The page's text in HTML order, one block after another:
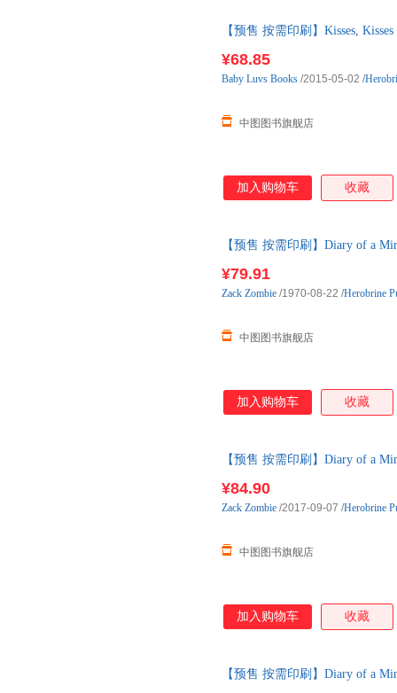
【预售 按需印刷】Kisses,
¥68.85
中图图书旗舰店
Baby Luvs Books /2015-05-02 /
加入购物车 收藏
【预售 按需印刷】Diary of a
¥79.91
中图图书旗舰店
Zack Zombie /1970-08-22 /Herobrine
加入购物车 收藏
【预售 按需印刷】Diary of a
¥84.90
中图图书旗舰店
Zack Zombie /2017-09-07 /Herobrine
加入购物车 收藏
【预售 按需印刷】Diary of a